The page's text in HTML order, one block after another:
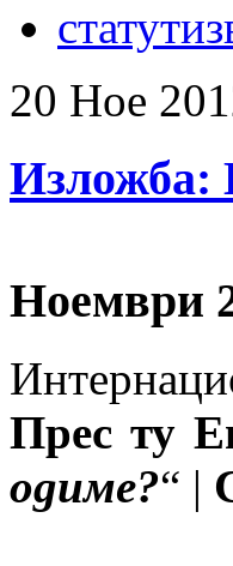
статут
20 Ное
Изложба:
Ноември
Прес ту
одиме?“ |